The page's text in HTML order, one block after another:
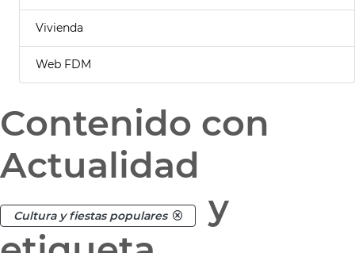
Vivienda
Web FDM
Contenido con
Actualidad
Cultura y fiestas populares
y